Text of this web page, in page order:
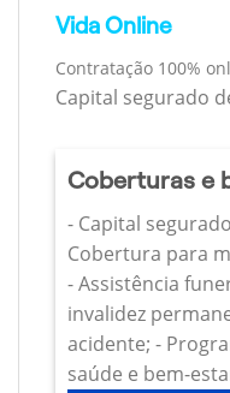
Vida Online
Contratação 100%
Capital segurado
Coberturas e
- Capital
Cobertura para
- Assistência
invalidez
acidente; -
saúde e bem-